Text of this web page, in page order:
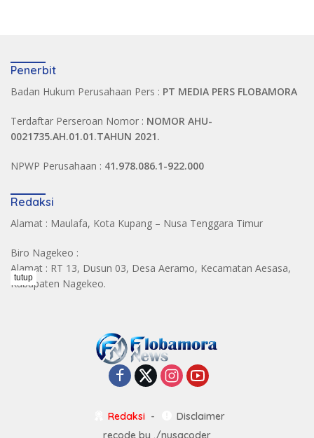
Penerbit
Badan Hukum Perusahaan Pers : PT MEDIA PERS FLOBAMORA
Terdaftar Perseroan Nomor : NOMOR AHU-
0021735.AH.01.01.TAHUN 2021.
NPWP Perusahaan : 41.978.086.1-922.000
Redaksi
Alamat : Maulafa, Kota Kupang – Nusa Tenggara Timur
Biro Nagekeo :
Alamat : RT 13, Dusun 03, Desa Aeramo, Kecamatan Aesasa,
Kabupaten Nagekeo.
Redaksi
Disclaimer
recode by ./nusacoder
tutup